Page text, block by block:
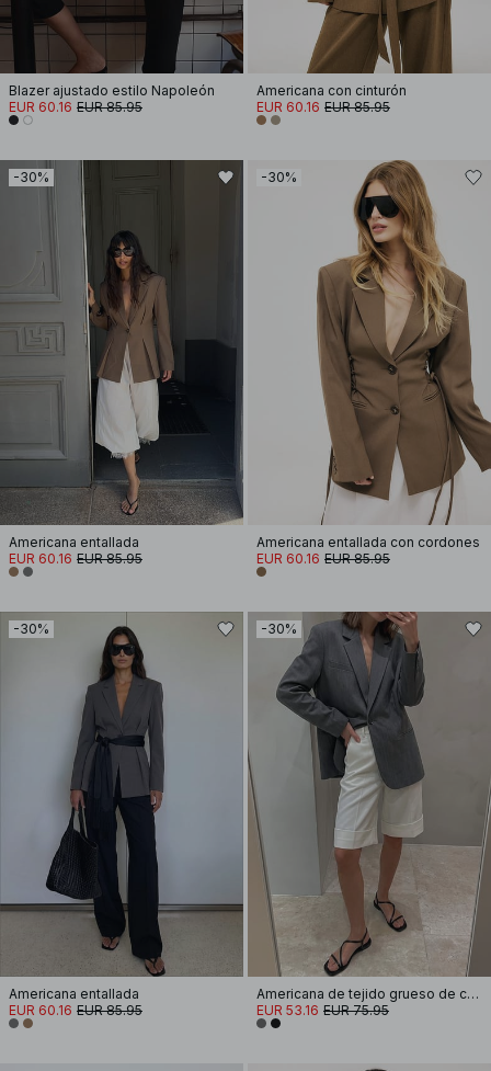
Blazer ajustado estilo Napoleón
EUR 60.16 EUR 85.95
Americana con cinturón
EUR 60.16 EUR 85.95
-30%
Americana entallada
EUR 60.16 EUR 85.95
-30%
Americana entallada con cordones
EUR 60.16 EUR 85.95
-30%
Americana entallada
EUR 60.16 EUR 85.95
-30%
Americana de tejido grueso de corte regular
EUR 53.16 EUR 75.95